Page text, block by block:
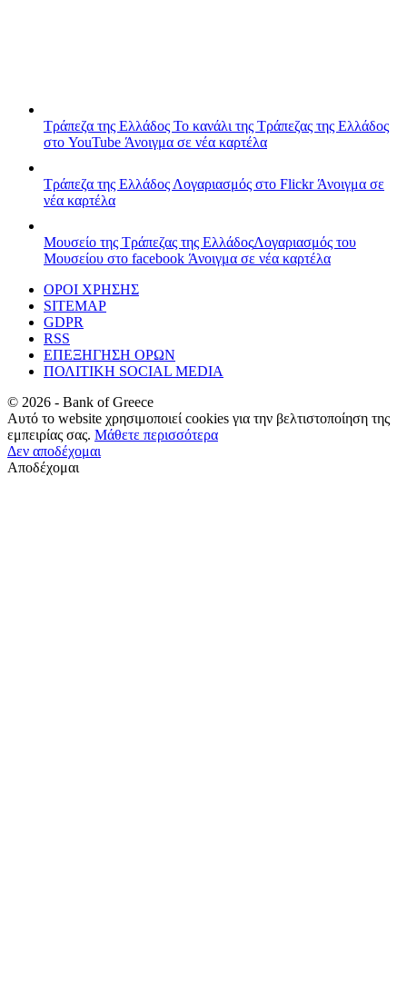
Τράπεζα της Ελλάδος Το κανάλι της Τράπεζας της Ελλάδος
στο YouTube Άνοιγμα σε νέα καρτέλα
Τράπεζα της Ελλάδος Λογαριασμός στο FlickrΆνοιγμα σε
νέα καρτέλα
Μουσείο της Τράπεζας της ΕλλάδοςΛογαριασμός του
Μουσείου στο facebook Άνοιγμα σε νέα καρτέλα
ΟΡΟΙ ΧΡΗΣΗΣ
SITEMAP
GDPR
RSS
ΕΠΕΞΗΓΗΣΗ ΟΡΩΝ
ΠΟΛΙΤΙΚΗ SOCIAL MEDIA
© 2026 - Bank of Greece
Αυτό το website χρησιμοποιεί cookies για την βελτιστοποίηση της
εμπειρίας σας. Μάθετε περισσότερα
Δεν αποδέχομαι
Αποδέχομαι